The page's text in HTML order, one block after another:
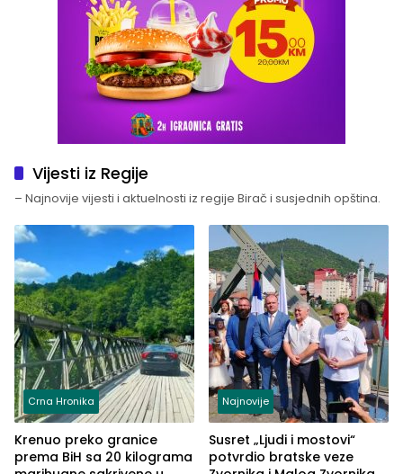
Vijesti iz Regije
– Najnovije vijesti i aktuelnosti iz regije Birač i susjednih opština.
Crna Hronika
Krenuo preko granice
prema BiH sa 20 kilograma
Najnovije
Susret „Ljudi i mostovi“
potvrdio bratske veze